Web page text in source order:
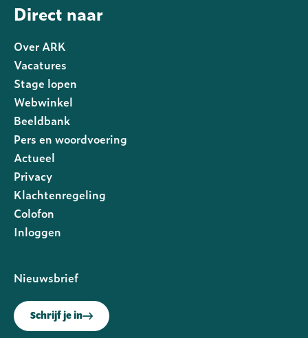
Direct naar
Over ARK
Vacatures
Stage lopen
Webwinkel
Beeldbank
Pers en woordvoering
Footer
rechts
Actueel
Privacy
Klachtenregeling
Colofon
Inloggen
Nieuwsbrief
Schrijf je in